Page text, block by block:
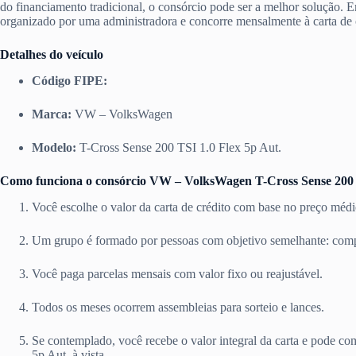
do financiamento tradicional, o consórcio pode ser a melhor solução.
organizado por uma administradora e concorre mensalmente à carta de
Detalhes do veículo
Código FIPE:
Marca: VW – VolksWagen
Modelo: T-Cross Sense 200 TSI 1.0 Flex 5p Aut.
Como funciona o consórcio VW – VolksWagen T-Cross Sense
Você escolhe o valor da carta de crédito com base no preço
Um grupo é formado por pessoas com objetivo semelhante:
Você paga parcelas mensais com valor fixo ou reajustável.
Todos os meses ocorrem assembleias para sorteio e lances.
Se contemplado, você recebe o valor integral da carta e pode